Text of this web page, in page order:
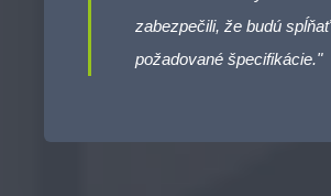
zabezpečili, že budú spĺňať
požadované špecifikácie."